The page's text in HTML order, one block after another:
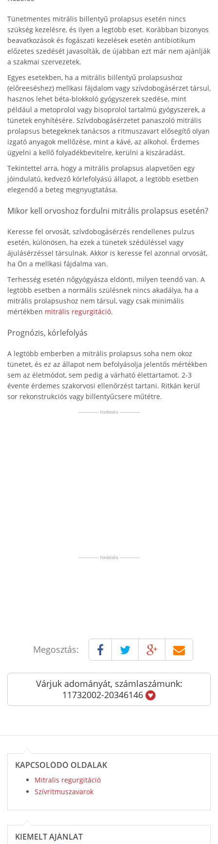
Tünetmentes mitrális billentyű prolapsus esetén nincs
szükség kezelésre, és ilyen a legtöbb eset. Korábban bizonyos
beavatkozások és fogászati kezelések esetén antibiotikum
előzetes szedését javasolták, de újabban ezt már nem ajánlják
a szakmai szervezetek.
Egyes esetekben, ha a mitrális billentyű prolapsushoz
(előreeséshez) mellkasi fájdalom vagy szívdobogásérzet társul,
hasznos lehet béta-blokkoló gyógyszerek szedése, mint
például a metoprolol vagy bisoprolol tartalmú gyógyszerek, a
tünetek enyhítésére. Szívdobogásérzetet panaszoló mitrális
prolapsus betegeknek tanácsos a ritmuszavart elősegítő olyan
izgató anyagok mellőzése, mint a kávé, az alkohol. Érdemes
ügyelni a kellő folyadékbevitelre, kerülni a kiszáradást.
Tekintettel arra, hogy a mitrális prolapsus alapvetően egy
jóindulatú, kedvező kórlefolyású állapot, a legtöbb esetben
elegendő a beteg megnyugtatása.
Mikor kell orvoshoz fordulni mitrális prolapsus esetén?
Keresse fel orvosát, szívdobogásérzés rendellenes pulzus
esetén, különösen, ha ezek a tünetek szédüléssel vagy
ájulásérzéssel társulnak. Akkor is keresse fel azonnal orvosát,
ha Ön a mellkasi fájdalma van.
Terhesség esetén nőgyógyásza eldönti, milyen teendő van. A
legtöbb esetben a normális szülésnek nincs akadálya, ha a
mitrális prolapsushoz nem társul, vagy csak minimális
mértékben mitrális regurgitáció.
Prognózis, kórlefolyás
A legtöbb emberben a mitrális prolapsus soha nem okoz
tünetet, és ez az állapot nem befolyásolja jelentős mértékben
sem az életmódot, sem pedig a várható élettartamot. 2-3
évente érdemes szakorvosi ellenőrzést tartani. Ritkán kerül
sor rekonstrukciós vagy billentyűcsere műtétre.
-------------- hirdetés --------------
-------------- hirdetés --------------
Megosztás:
Várjuk adományát, számlaszámunk:
11732002-20346146
KAPCSOLÓDÓ OLDALAK
Mitralis regurgitáció
Szívritmuszavarok
KIEMELT AJÁNLAT